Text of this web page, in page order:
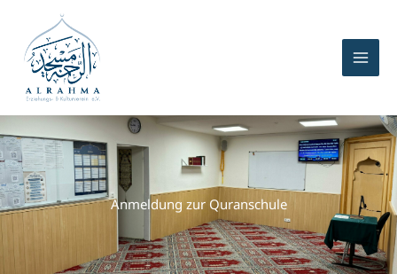
springen
Anmeldung zur Quranschule